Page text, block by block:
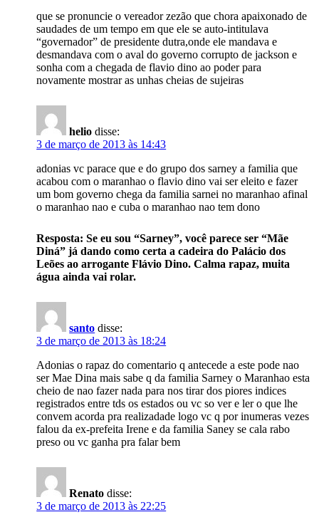
que se pronuncie o vereador zezão que chora apaixonado de
saudades de um tempo em que ele se auto-intitulava
“governador” de presidente dutra,onde ele mandava e
desmandava com o aval do governo corrupto de jackson e
sonha com a chegada de flavio dino ao poder para
novamente mostrar as unhas cheias de sujeiras
helio disse:
3 de março de 2013 às 14:43
adonias vc parace que e do grupo dos sarney a familia que
acabou com o maranhao o flavio dino vai ser eleito e fazer
um bom governo chega da familia sarnei no maranhao afinal
o maranhao nao e cuba o maranhao nao tem dono
Resposta: Se eu sou “Sarney”, você parece ser “Mãe
Diná” já dando como certa a cadeira do Palácio dos
Leões ao arrogante Flávio Dino. Calma rapaz, muita
água ainda vai rolar.
santo disse:
3 de março de 2013 às 18:24
Adonias o rapaz do comentario q antecede a este pode nao
ser Mae Dina mais sabe q da familia Sarney o Maranhao esta
cheio de nao fazer nada para nos tirar dos piores indices
registrados entre tds os estados ou vc so ver e ler o que lhe
convem acorda pra realizadade logo vc q por inumeras vezes
falou da ex-prefeita Irene e da familia Saney se cala rabo
preso ou vc ganha pra falar bem
Renato disse:
3 de março de 2013 às 22:25